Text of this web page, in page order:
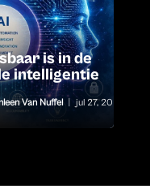
is in de
intelligentie
Van Nuffel jul 27, 2026